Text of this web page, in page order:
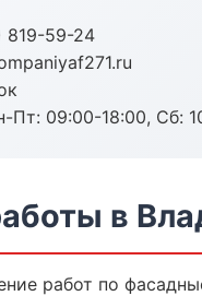
819-59-24
Пт: 09:00-18:00, Сб:
в
работ по